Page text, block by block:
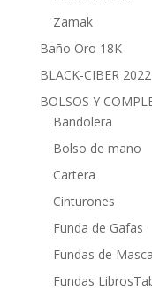
Zamak
Baño Oro 18K
BLACK-CIBER 2022
BOLSOS Y
Bandolera
Bolso de mano
Cartera
Cinturones
Funda de Gafas
Fundas de
Fundas